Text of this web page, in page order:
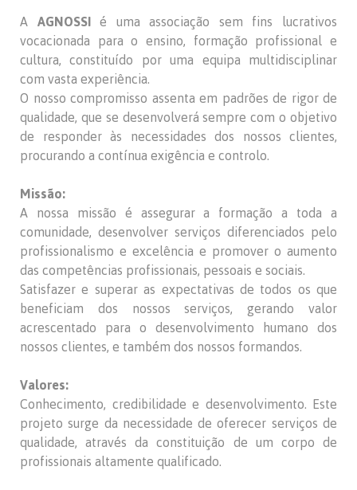
A AGNOSSIé uma associação sem fins lucrativos
vocacionada para o ensino, formação profissional e
cultura, constituído por uma equipa multidisciplinar
com vasta experiência.
O nosso compromisso assenta em padrões de rigor de
qualidade, que se desenvolverá sempre com o objetivo
de responder às necessidades dos nossos clientes,
procurando a contínua exigência e controlo.
Missão:
A nossa missão é assegurar a formação a toda a
comunidade, desenvolver serviços diferenciados pelo
profissionalismo e excelência e promover o aumento
das competências profissionais, pessoais e sociais.
Satisfazer e superar as expectativas de todos os que
beneficiam dos nossos serviços, gerando valor
acrescentado para o desenvolvimento humano dos
nossos clientes, e também dos nossos formandos.
Valores:
Conhecimento, credibilidade e desenvolvimento. Este
projeto surge da necessidade de oferecer serviços de
qualidade, através da constituição de um corpo de
profissionais altamente qualificado.